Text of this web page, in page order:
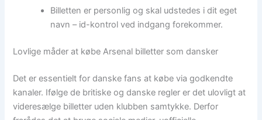
Billetten er personlig og skal udstedes i dit eget
navn – id-kontrol ved indgang forekommer.
Lovlige måder at købe Arsenal billetter som dansker
Det er essentielt for danske fans at købe via godkendte
kanaler. Ifølge de britiske og danske regler er det ulovligt at
videresælge billetter uden klubben samtykke. Derfor